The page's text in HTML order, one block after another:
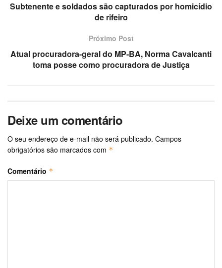
Subtenente e soldados são capturados por homicídio
de rifeiro
Próximo Post
Atual procuradora-geral do MP-BA, Norma Cavalcanti
toma posse como procuradora de Justiça
Deixe um comentário
O seu endereço de e-mail não será publicado. Campos
obrigatórios são marcados com *
Comentário *